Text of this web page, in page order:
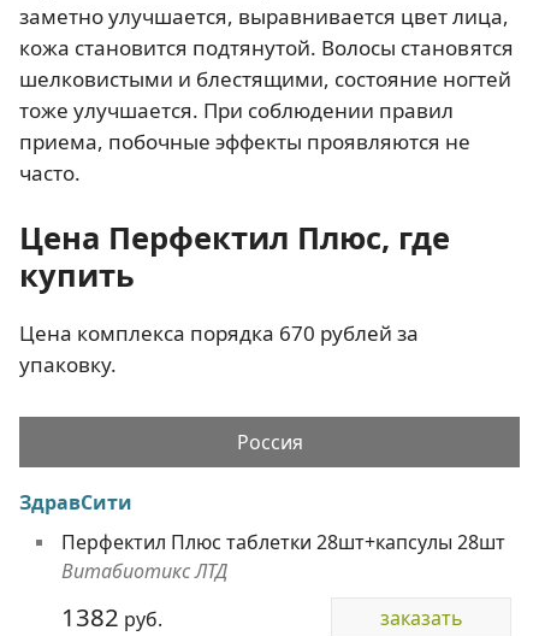
заметно улучшается, выравнивается цвет лица,
кожа становится подтянутой. Волосы становятся
шелковистыми и блестящими, состояние ногтей
тоже улучшается. При соблюдении правил
приема, побочные эффекты проявляются не
часто.
Цена Перфектил Плюс, где
купить
Цена комплекса порядка 670 рублей за
упаковку.
Россия
ЗдравСити
Перфектил Плюс таблетки 28шт+капсулы 28шт
Витабиотикс ЛТД
1382 руб. заказать